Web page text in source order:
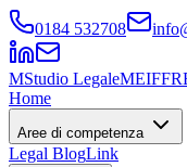
0184 532708
MStudio Legale
Home
Aree di competenza
Legal BlogLink